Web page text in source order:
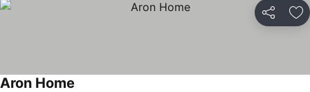
Delen
Aron Home